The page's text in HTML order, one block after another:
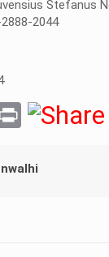
Stefanus
2044
Print